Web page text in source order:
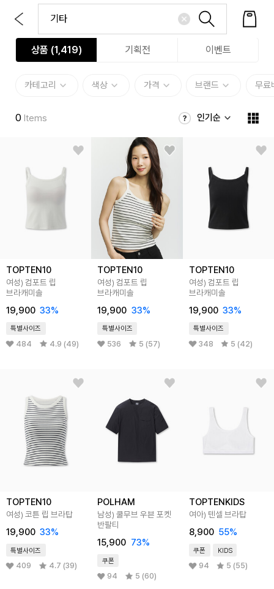
상품 (1,419) 기획전 이벤트
카테고리 색상 가격 브랜드 무료
0 Items 인기순
TOPTEN10
여성) 컴포트 립
브라캐미솔
19,900 33%
특별사이즈
484 4.9 (49)
TOPTEN10
여성) 컴포트 립
브라캐미솔
19,900 33%
특별사이즈
536 5 (57)
TOPTEN10
여성) 컴포트 립
브라캐미솔
19,900 33%
특별사이즈
348 5 (42)
TOPTEN10
여성) 코튼 립 브라탑
19,900 33%
특별사이즈
409 4.7 (39)
POLHAM
남성) 쿨무브 우븐 포켓
반팔티
15,900 73%
쿠폰
94 5 (60)
TOPTENKIDS
여아) 텐셀 브라탑
8,900 55%
쿠폰 KIDS
94 5 (55)